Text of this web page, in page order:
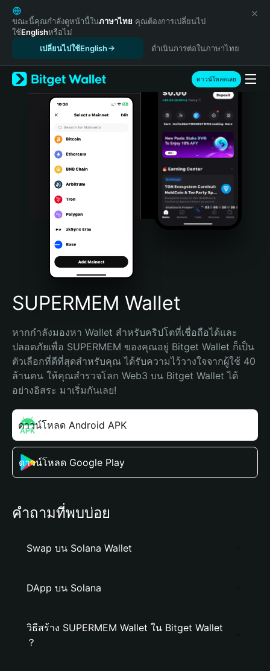
English
日本語
Tiếng Việt
Español (Latinoamérica)
Türkçe
Italiano
Português (Portugal)
Bahasa Indonesia
Português (Brasil)
Español (Argentina)
ขณะนี้คุณกำลังดูหน้านี้ในภาษาไทย คุณต้องการเปลี่ยนไป
ใช้Englishหรือไม่
เปลี่ยนไปใช้English
ดำเนินการต่อในภาษาไทย
ดาวน์โหลดเลย
SUPERMEM Wallet
หากกำลังมองหา Wallet สำหรับคริปโตที่เชื่อถือได้และ
ปลอดภัยเพื่อ SUPERMEM ของคุณอยู่ Bitget Wallet ก็เป็น
ตัวเลือกที่ดีที่สุดสำหรับคุณ ได้รับความไว้วางใจจากผู้ใช้ 40
ล้านคน ให้คุณสำรวจโลก Web3 บน Bitget Wallet ได้
อย่างอิสระ มาเริ่มกันเลย!
ดาวน์โหลด Android APK
ดาวน์โหลด Google Play
คำถามที่พบบ่อย
Swap บน Solana Wallet
DApp บน Solana
วิธีสร้าง SUPERMEM Wallet ใน Bitget Wallet
？